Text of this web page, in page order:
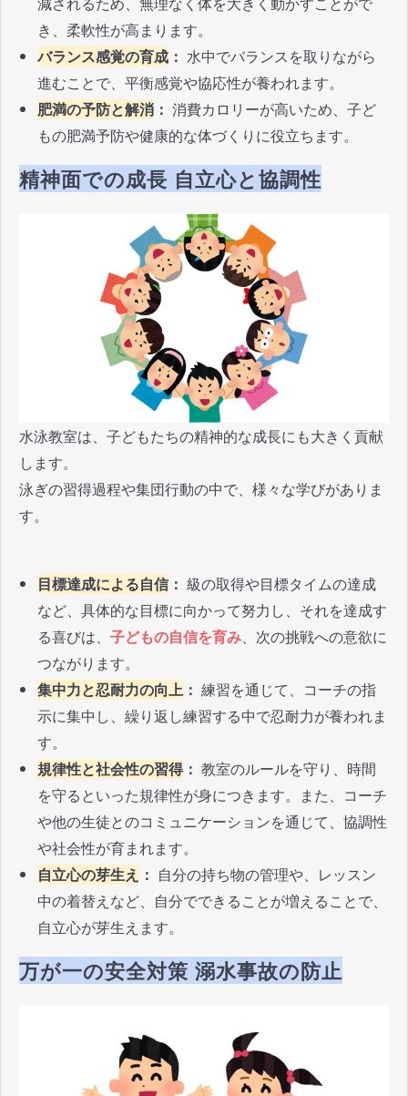
き、柔軟性が高まります。
バランス感覚の育成 ： 水中でバランスを取りながら
進むことで、平衡感覚や協応性が養われます。
肥満の予防と解消 ： 消費カロリーが高いため、子ど
もの肥満予防や健康的な体づくりに役立ちます。
精神面での成長 自立心と協調性
水泳教室は、子どもたちの精神的な成長にも大きく貢献
します。
泳ぎの習得過程や集団行動の中で、様々な学びがありま
す。
目標達成による自信 ： 級の取得や目標タイムの達成
など、具体的な目標に向かって努力し、それを達成す
る喜びは、 子どもの自信を育み、次の挑戦への意欲に
つながります。
集中力と忍耐力の向上 ： 練習を通じて、コーチの指
示に集中し、繰り返し練習する中で忍耐力が養われま
す。
規律性と社会性の習得： 教室のルールを守り、時間
を守るといった規律性が身につきます。また、コーチ
や他の生徒とのコミュニケーションを通じて、協調性
や社会性が育まれます。
自立心の芽生え ： 自分の持ち物の管理や、レッスン
中の着替えなど、自分でできることが増えることで、
自立心が芽生えます。
万が一の安全対策 溺水事故の防止